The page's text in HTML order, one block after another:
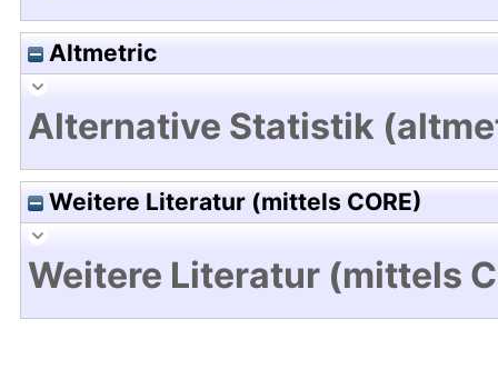
Altmetric
Alternative Statistik
Weitere Literatur (mittels CORE)
Weitere Literatur (mittels